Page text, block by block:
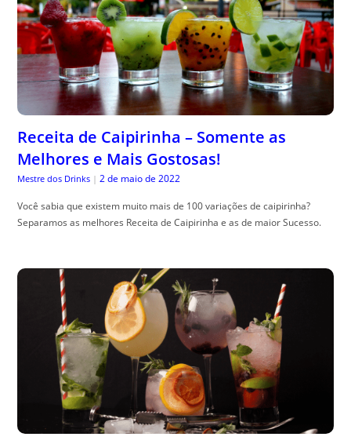
Receita de Caipirinha – Somente as
Melhores e Mais Gostosas!
Mestre dos Drinks | 2 de maio de 2022
Você sabia que existem muito mais de 100 variações de caipirinha?
Separamos as melhores Receita de Caipirinha e as de maior Sucesso.